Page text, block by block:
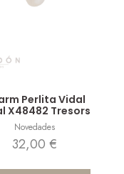
Perlita Vidal
X48482 Tresors
Novedades
32,00 €